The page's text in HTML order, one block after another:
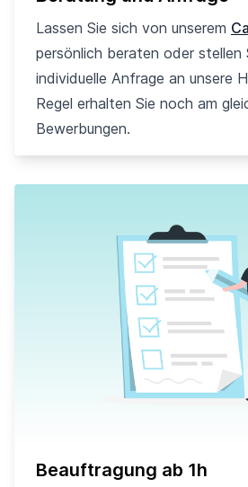
Lassen Sie sich von unserem
persönlich beraten oder stellen
individuelle Anfrage an unsere
Regel erhalten Sie noch am
Bewerbungen.
Beauftragung ab 1h